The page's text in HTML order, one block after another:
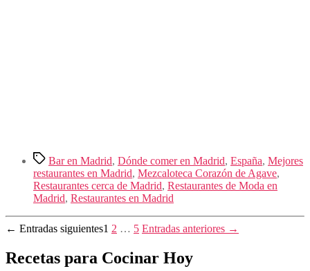
Etiquetas
Bar en Madrid, Dónde comer en Madrid, España, Mejores
restaurantes en Madrid, Mezcaloteca Corazón de Agave,
Restaurantes cerca de Madrid, Restaurantes de Moda en
Madrid, Restaurantes en Madrid
Paginación
de
← Entradas siguientes1 2 … 5 Entradas anteriores →
Recetas para Cocinar Hoy